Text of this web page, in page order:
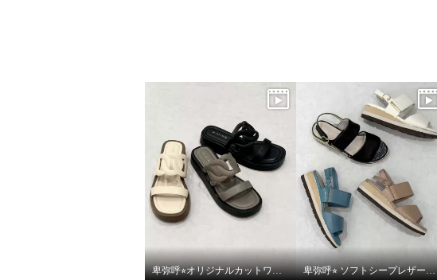
卑弥呼⭐︎オリジナルカットワークボリュームソールサンダルをご紹介いたします。 卑弥呼⭐︎ ソフトシープレザーフレキシブルベルトパデットサンダルをご紹介いたします。